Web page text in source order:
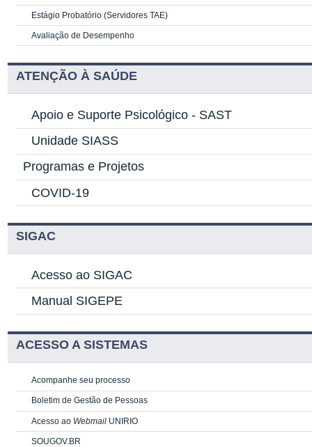
Estágio Probatório (Servidores TAE)
Avaliação de Desempenho
ATENÇÃO À SAÚDE
Apoio e Suporte Psicológico - SAST
Unidade SIASS
Programas e Projetos
COVID-19
SIGAC
Acesso ao SIGAC
Manual SIGEPE
ACESSO A SISTEMAS
Acompanhe seu processo
Boletim de Gestão de Pessoas
Acesso ao Webmail UNIRIO
SOUGOV.BR